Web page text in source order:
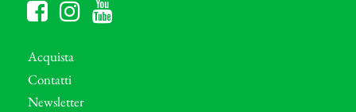
Acquista
Contatti
Newsletter